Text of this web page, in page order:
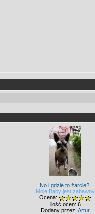
No i gdzie to żarcie?!
Moje Baby jest zabawny
Ocena:
ilość ocen: 6
Dodany przez: Artur